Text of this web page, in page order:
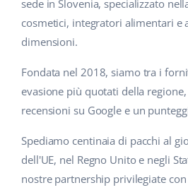
Workflow Automation
AI per l'e-commerce
Prodotti per bambini
Elettronica
Automotive
Food&Grocery
Salute e bellezza
Centro Assistenza
Academy
Blog
Servizi
Audit dell'account
english (US)
english (GB)
english (IN)
čeština
deutsch
Ελληνικά
sede in Slovenia, specializzato
cosmetici, integratori alimentari
dimensioni.
Fondata nel 2018, siamo tra i
evasione più quotati della
recensioni su Google e un
Spediamo centinaia di pacchi al
dell'UE, nel Regno Unito e negli
nostre partnership privilegiate